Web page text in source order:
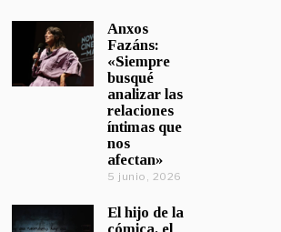
Anxos
Fazáns:
«Siempre
busqué
analizar las
relaciones
íntimas que
nos
afectan»
5 junio, 2026
El hijo de la